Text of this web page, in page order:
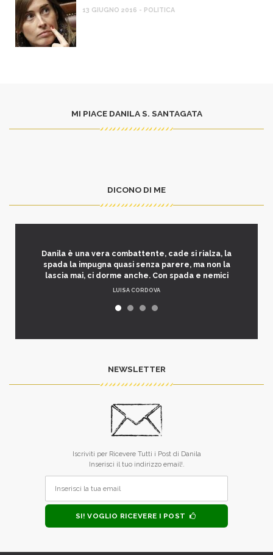
13 GIUGNO 2016 - POLITICA
MI PIACE DANILA S. SANTAGATA
DICONO DI ME
Danila è una vera combattente, cade si rialza, la
spada la impugna quasi senza parere, ma non la
lascia mai, ci dorme anche. Con spada e nemici
LUISA CORDOVA
NEWSLETTER
Iscriviti per Ricevere Tutti i Post di Danila
Inserisci il tuo indirizzo email!.
SI! VOGLIO RICEVERE I POST